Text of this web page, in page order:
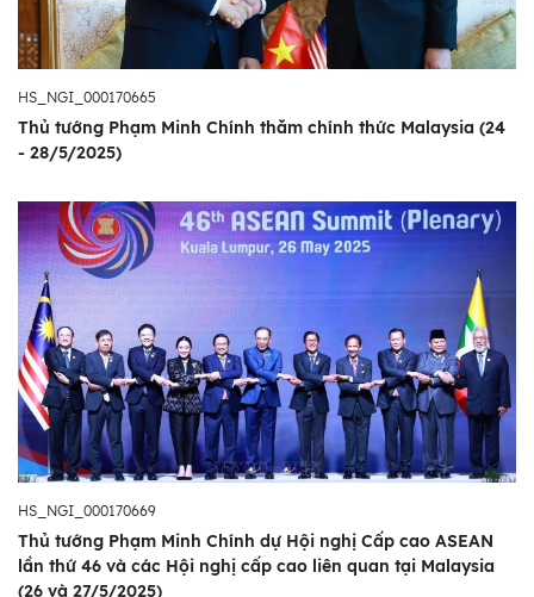
HS_NGI_000170665
Thủ tướng Phạm Minh Chính thăm chính thức Malaysia (24
- 28/5/2025)
HS_NGI_000170669
Thủ tướng Phạm Minh Chính dự Hội nghị Cấp cao ASEAN
lần thứ 46 và các Hội nghị cấp cao liên quan tại Malaysia
(26 và 27/5/2025)